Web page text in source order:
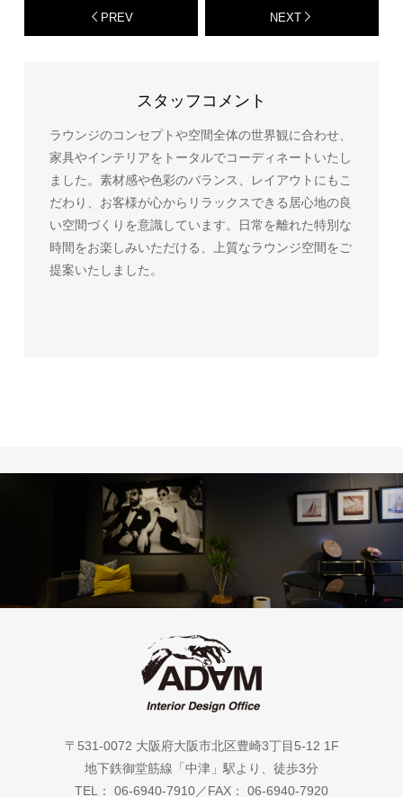
PREV NEXT
スタッフコメント
ラウンジのコンセプトや空間全体の世界観に合わせ、
家具やインテリアをトータルでコーディネートいたし
ました。素材感や色彩のバランス、レイアウトにもこ
だわり、お客様が心からリラックスできる居心地の良
い空間づくりを意識しています。日常を離れた特別な
時間をお楽しみいただける、上質なラウンジ空間をご
提案いたしました。
〒531-0072 大阪府大阪市北区豊崎3丁目5-12 1F
地下鉄御堂筋線「中津」駅より、徒歩3分
TEL： 06-6940-7910／FAX： 06-6940-7920